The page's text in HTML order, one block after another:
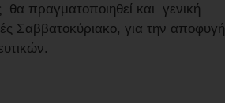
πραγματοποιηθεί και γενική
Σαββατοκύριακο, για την αποφυγή